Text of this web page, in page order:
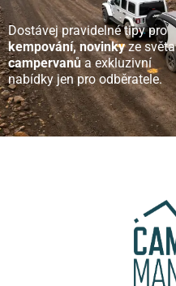
Dostávej pravidelné tipy pro
kempování, novinkyze světa
campervanůa exkluzivní
nabídky jen pro odběratele.